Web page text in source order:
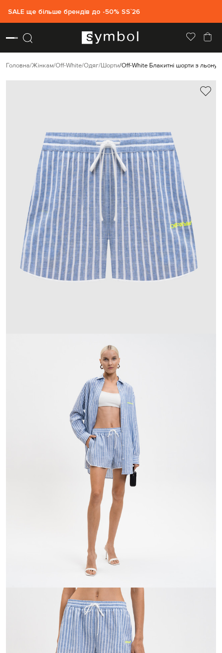
SALE ще більше брендів до -50% SS`26
Головна Жінкам Off-White Одяг Шорти Off-White Блакитні шорти з льону